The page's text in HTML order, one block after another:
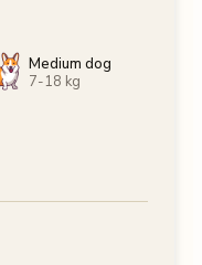
Medium dog
7-18 kg